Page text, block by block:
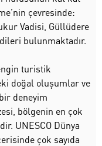
çevresinde:
Vadisi, Güllüdere
bulunmaktadır.
turistik
doğal oluşumlar ve
deneyim
bölgenin en çok
UNESCO Dünya
çok sayıda